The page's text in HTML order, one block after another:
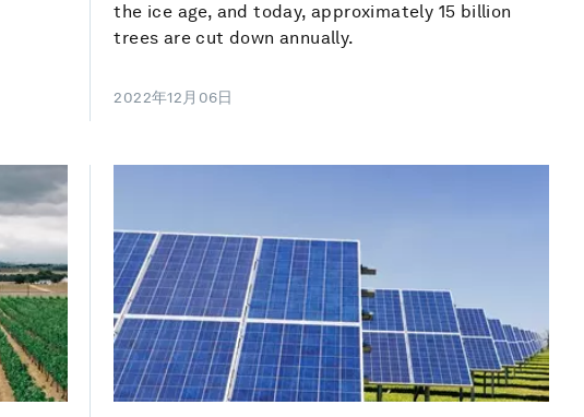
the ice age, and today, approximately 15 billion
trees are cut down annually.
2022年12月06日